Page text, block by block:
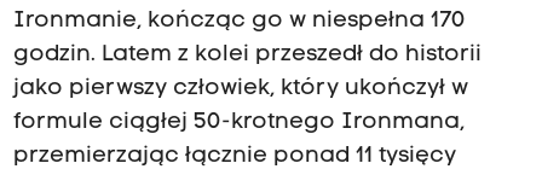
Ironmanie, kończąc go w niespełna 170
godzin. Latem z kolei przeszedł do historii
jako pierwszy człowiek, który ukończył w
formule ciągłej 50-krotnego Ironmana,
przemierzając łącznie ponad 11 tysięcy